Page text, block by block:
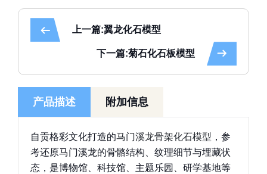
上一篇:翼龙化石模型
下一篇:菊石化石板模型
产品描述 附加信息
自贡格彩文化打造的马门溪龙骨架化石模型 ，参
考还原马门溪龙的骨骼结构、纹理细节与埋藏状
态，是博物馆、科技馆、主题乐园、研学基地等